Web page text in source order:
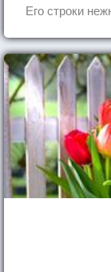
Его строки